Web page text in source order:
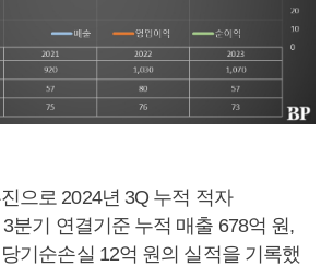
으로 2024년 3Q 누적 적자
분기 연결기준 누적 매출 678억 원,
기순손실 12억 원의 실적을 기록했